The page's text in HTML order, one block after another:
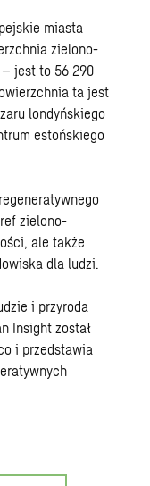
miasta
zielono-
jest to 56 290
ta jest
londyńskiego
estońskiego
zielono-
ale także
dla ludzi.
i przyroda
Insight został
i przedstawia